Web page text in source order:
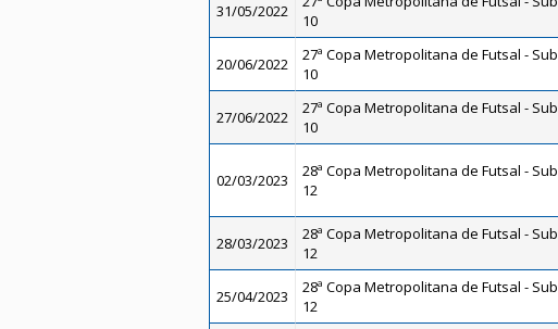
31/05/2022
10
20/06/2022
27ª Copa Metropolitana de Futsal - Sub
10
27/06/2022
27ª Copa Metropolitana de Futsal - Sub
10
02/03/2023
28ª Copa Metropolitana de Futsal - Sub
12
28/03/2023
28ª Copa Metropolitana de Futsal - Sub
12
25/04/2023
28ª Copa Metropolitana de Futsal - Sub
12